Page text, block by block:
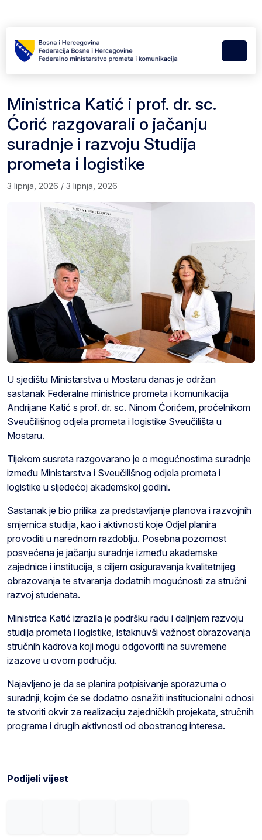
Menu
Ministrica Katić i prof. dr. sc.
Ćorić razgovarali o jačanju
suradnje i razvoju Studija
prometa i logistike
3 lipnja, 2026 / 3 lipnja, 2026
U sjedištu Ministarstva u Mostaru danas je održan
sastanak Federalne ministrice prometa i komunikacija
Andrijane Katić s prof. dr. sc. Ninom Ćorićem, pročelnikom
Sveučilišnog odjela prometa i logistike Sveučilišta u
Mostaru.
Tijekom susreta razgovarano je o mogućnostima suradnje
između Ministarstva i Sveučilišnog odjela prometa i
logistike u sljedećoj akademskoj godini.
Sastanak je bio prilika za predstavljanje planova i razvojnih
smjernica studija, kao i aktivnosti koje Odjel planira
provoditi u narednom razdoblju. Posebna pozornost
posvećena je jačanju suradnje između akademske
zajednice i institucija, s ciljem osiguravanja kvalitetnijeg
obrazovanja te stvaranja dodatnih mogućnosti za stručni
razvoj studenata.
Ministrica Katić izrazila je podršku radu i daljnjem razvoju
studija prometa i logistike, istaknuvši važnost obrazovanja
stručnih kadrova koji mogu odgovoriti na suvremene
izazove u ovom području.
Najavljeno je da se planira potpisivanje sporazuma o
suradnji, kojim će se dodatno osnažiti institucionalni odnosi
te stvoriti okvir za realizaciju zajedničkih projekata, stručnih
programa i drugih aktivnosti od obostranog interesa.
Podijeli vijest